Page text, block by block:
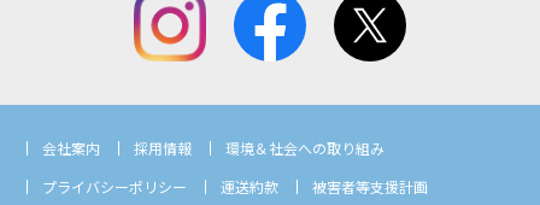
会社案内 採用情報
環境＆社会への取り組み
プライバシーポリシー
運送約款 被害者等支援計画